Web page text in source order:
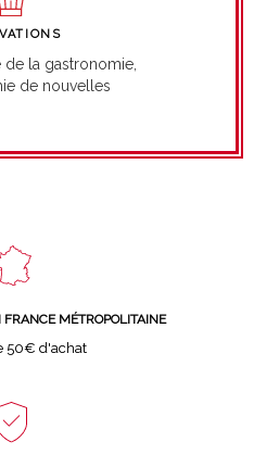
la gastronomie,
de nouvelles
MÉTROPOLITAINE
50€ d'achat